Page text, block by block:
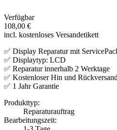
Verfügbar
108,00 €
incl. kostenloses Versandetikett
✅ Display Reparatur mit
✅ Displaytyp: LCD
✅ Reparatur innerhalb 2 Werktage
✅ Kostenloser Hin und Rückversand
✅ 1 Jahr Garantie
Produkttyp:
Reparaturauftrag
Bearbeitungszeit: